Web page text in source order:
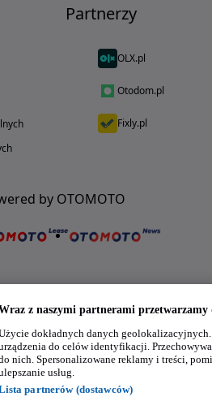
Partnerzy
OLX.pl
Otodom.pl
Fixly.pl
by OTOMOTO
w twoim telefonie
z naszymi partnerami przetwarzamy
dokładnych danych
do celów identyfikacji.
nich. Spersonalizowane reklamy i treści,
usług.
partnerów (dostawców)